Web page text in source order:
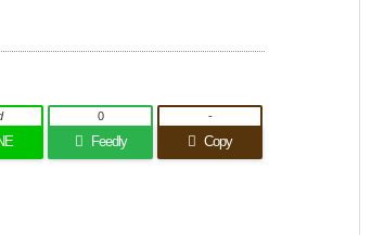
Feedly
0
Copy
-